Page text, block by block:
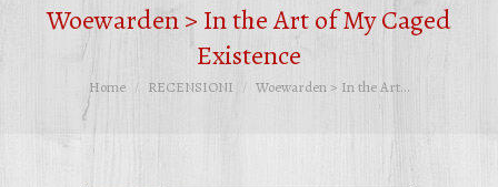
Woewarden > In the Art of My Caged
Existence
Tu sei qui:
Home RECENSIONI Woewarden > In the Art…